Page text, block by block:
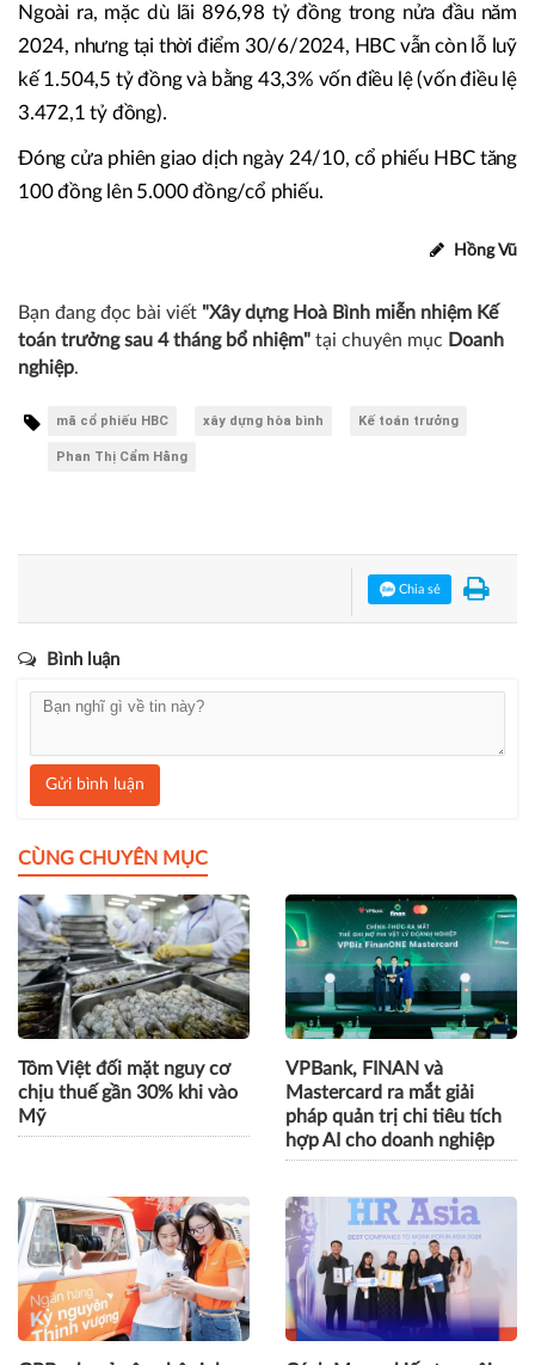
Ngoài ra, mặc dù lãi 896,98 tỷ đồng trong nửa đầu năm
2024, nhưng tại thời điểm 30/6/2024, HBC vẫn còn lỗ luỹ
kế 1.504,5 tỷ đồng và bằng 43,3% vốn điều lệ (vốn điều lệ
3.472,1 tỷ đồng).
Đóng cửa phiên giao dịch ngày 24/10, cổ phiếu HBC tăng
100 đồng lên 5.000 đồng/cổ phiếu.
Hồng Vũ
Bạn đang đọc bài viết "Xây dựng Hoà Bình miễn nhiệm Kế
toán trưởng sau 4 tháng bổ nhiệm" tại chuyên mục Doanh
nghiệp.
mã cổ phiếu HBC xây dựng hòa bình Kế toán trưởng
Phan Thị Cẩm Hằng
Chia sẻ
Bình luận
Gửi bình luận
CÙNG CHUYÊN MỤC
Tôm Việt đối mặt nguy cơ
chịu thuế gần 30% khi vào
Mỹ
VPBank, FINAN và
Mastercard ra mắt giải
pháp quản trị chi tiêu tích
hợp AI cho doanh nghiệp